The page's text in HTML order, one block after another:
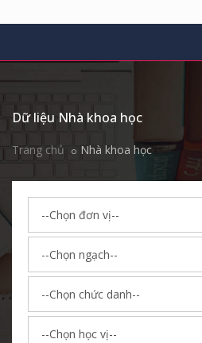
Dữ liệu Nhà khoa học
Trang chủ Nhà khoa học